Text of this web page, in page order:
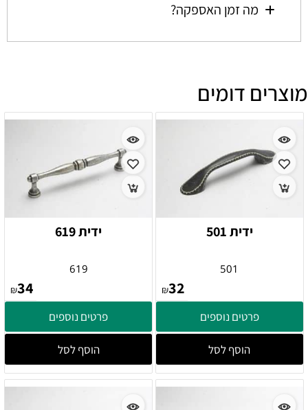
מה זמן האספקה?
מוצרים דומים
ידית 501
501
₪32
פרטים נוספים
הוסף לסל
ידית 619
619
₪34
פרטים נוספים
הוסף לסל